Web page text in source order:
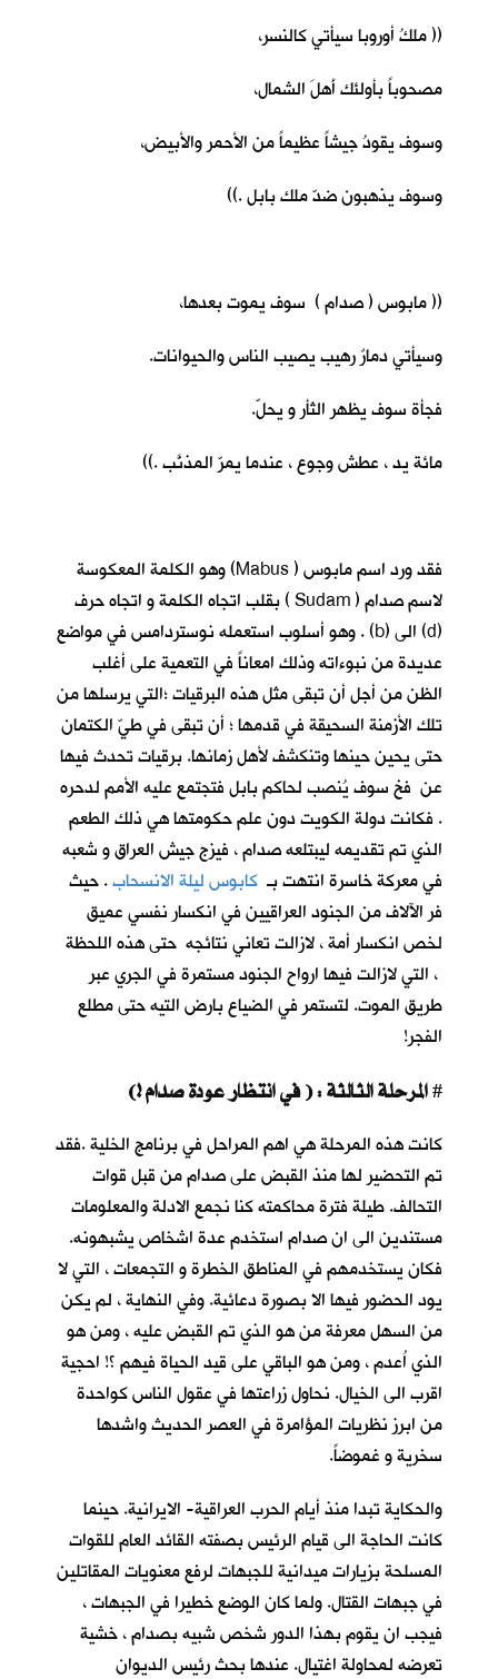
(( ملكُ أوروبا سيأتي كالنسر،
مصحوباً بأولئك أَهلَ الشمال،
وسوف يقودُ جيشاً عظيماً من الأحمر والأبيض،
وسوف يذهبون ضدّ ملك بابل .))
(( مابوس ( صدام ) سوف يموت بعدها،
وسيأتي دمارٌ رهيب يصيب الناس والحيوانات.
فجأة سوف يظهر الثأر و يحلّ.
مائة يد ، عطش وجوع ، عندما يمرّ المذنَّب .))
فقد ورد اسم مابوس ( Mabus) وهو الكلمة المعكوسة
لاسم صدام ( Sudam ) بقلب اتجاه الكلمة و اتجاه حرف
(d) الى (b) . وهو أسلوب استعمله نوستردامس في مواضع
عديدة من نبوءاته وذلك امعاناً في التعمية على أغلب
الظن من أجل أن تبقى مثل هذه البرقيات ؛التي يرسلها من
تلك الأزمنة السحيقة في قدمها ؛ أن تبقى في طيّ الكتمان
حتى يحين حينها وتنكشف لأهل زمانها. برقيات تحدث فيها
عن فخ سوف يُنصب لحاكم بابل فتجتمع عليه الأمم لدحره
. فكانت دولة الكويت دون علم حكومتها هي ذلك الطعم
الذي تم تقديمه ليبتلعه صدام ، فيزج جيش العراق و شعبه
في معركة خاسرة انتهت بـ كابوس ليلة الانسحاب. حيث
فر الآلاف من الجنود العراقيين في انكسار نفسي عميق
لخص انكسار أمة ، لازالت تعاني نتائجه حتى هذه اللحظة
، التي لازالت فيها ارواح الجنود مستمرة في الجري عبر
طريق الموت. لتستمر في الضياع بارض التيه حتى مطلع
الفجر!
#
كانت هذه المرحلة هي اهم المراحل في برنامج الخلية .فقد
تم التحضير لها منذ القبض على صدام من قبل قوات
التحالف. طيلة فترة محاكمته كنا نجمع الادلة والمعلومات
مستندين الى ان صدام استخدم عدة اشخاص يشبهونه.
فكان يستخدمهم في المناطق الخطرة و التجمعات ، التي لا
يود الحضور فيها الا بصورة دعائية. وفي النهاية ، لم يكن
من السهل معرفة من هو الذي تم القبض عليه ، ومن هو
الذي اُعدم ، ومن هو الباقي على قيد الحياة فيهم ؟! احجية
اقرب الى الخيال. نحاول زراعتها في عقول الناس كواحدة
من ابرز نظريات المؤامرة في العصر الحديث واشدها
سخرية و غموضاً.
والحكاية تبدا منذ أيام الحرب العراقية- الايرانية. حينما
كانت الحاجة الى قيام الرئيس بصفته القائد العام للقوات
المسلحة بزيارات ميدانية للجبهات لرفع معنويات المقاتلين
في جبهات القتال. ولما كان الوضع خطيرا في الجبهات ،
فيجب ان يقوم بهذا الدور شخص شبيه بصدام ، خشية
تعرضه لمحاولة اغتيال. عندها بحث رئيس الديوان